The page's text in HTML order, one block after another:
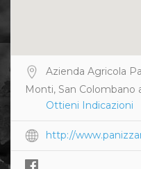
Azienda Agricola
Monti, San Colombano
Ottieni Indicazioni
http://